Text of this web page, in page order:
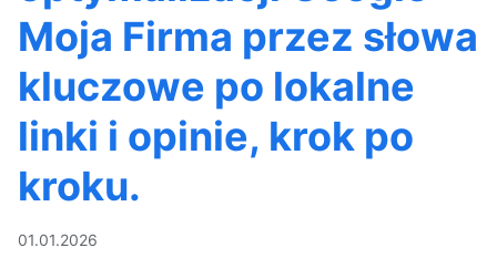
Moja Firma przez słowa
kluczowe po lokalne
linki i opinie, krok po
kroku.
01.01.2026